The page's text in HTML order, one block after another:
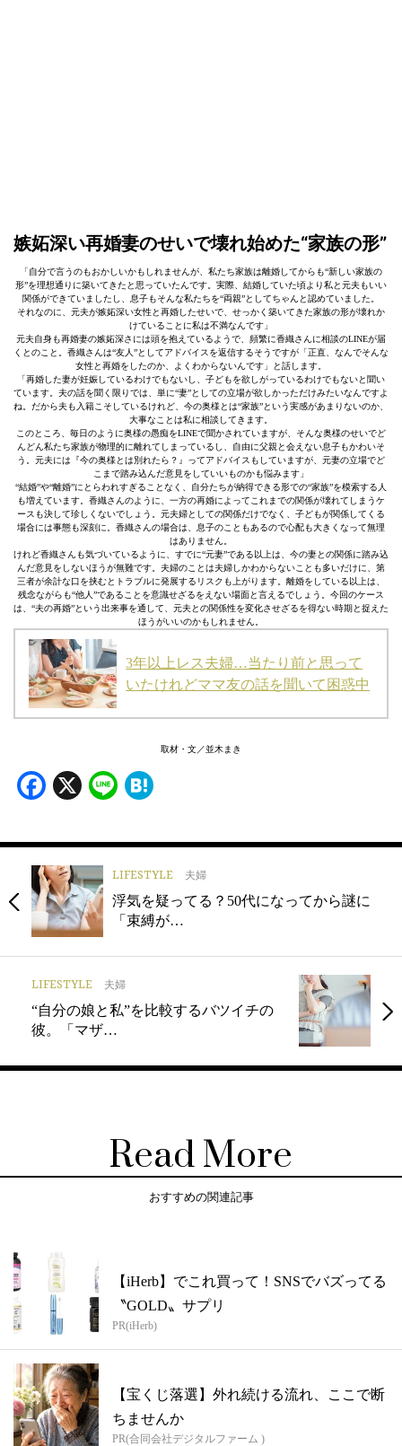
嫉妬深い再婚妻のせいで壊れ始めた“家族の形”
「自分で言うのもおかしいかもしれませんが、私たち家族は離婚してからも“新しい家族の
形”を理想通りに築いてきたと思っていたんです。実際、結婚していた頃より私と元夫もいい
関係ができていましたし、息子もそんな私たちを“両親”としてちゃんと認めていました。
それなのに、元夫が嫉妬深い女性と再婚したせいで、せっかく築いてきた家族の形が壊れか
けていることに私は不満なんです」
元夫自身も再婚妻の嫉妬深さには頭を抱えているようで、頻繁に香織さんに相談のLINEが届
くとのこと。香織さんは“友人”としてアドバイスを返信するそうですが「正直、なんでそんな
女性と再婚をしたのか、よくわからないんです」と話します。
「再婚した妻が妊娠しているわけでもないし、子どもを欲しがっているわけでもないと聞い
ています。夫の話を聞く限りでは、単に“妻”としての立場が欲しかっただけみたいなんですよ
ね。だから夫も入籍こそしているけれど、今の奥様とは“家族”という実感があまりないのか、
大事なことは私に相談してきます。
このところ、毎日のように奥様の愚痴をLINEで聞かされていますが、そんな奥様のせいでど
んどん私たち家族が物理的に離れてしまっているし、自由に父親と会えない息子もかわいそ
う。元夫には『今の奥様とは別れたら？』ってアドバイスもしていますが、元妻の立場でど
こまで踏み込んだ意見をしていいものかも悩みます」
“結婚”や“離婚”にとらわれすぎることなく、自分たちが納得できる形での“家族”を模索する人
も増えています。香織さんのように、一方の再婚によってこれまでの関係が壊れてしまうケ
ースも決して珍しくないでしょう。元夫婦としての関係だけでなく、子どもが関係してくる
場合には事態も深刻に。香織さんの場合は、息子のこともあるので心配も大きくなって無理
はありません。
けれど香織さんも気づいているように、すでに“元妻”である以上は、今の妻との関係に踏み込
んだ意見をしないほうが無難です。夫婦のことは夫婦しかわからないことも多いだけに、第
三者が余計な口を挟むとトラブルに発展するリスクも上がります。離婚をしている以上は、
残念ながらも“他人”であることを意識せざるをえない場面と言えるでしょう。今回のケース
は、“夫の再婚”という出来事を通して、元夫との関係性を変化させざるを得ない時期と捉えた
ほうがいいのかもしれません。
3年以上レス夫婦…当たり前と思って
いたけれどママ友の話を聞いて困惑中
取材・文／並木まき
Facebook
X Line
LIFESTYLE 夫婦
浮気を疑ってる？50代になってから謎に
「束縛が…
LIFESTYLE 夫婦
“自分の娘と私”を比較するバツイチの
彼。「マザ…
Read More
おすすめの関連記事
【iHerb】でこれ買って！SNSでバズってる
〝GOLD〟サプリ
PR(iHerb)
【宝くじ落選】外れ続ける流れ、ここで断
ちませんか
PR(合同会社デジタルファーム )